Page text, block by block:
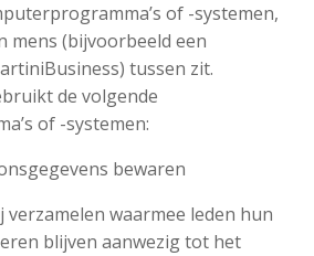
of -systemen,
mens (bijvoorbeeld een
tussen zit.
de volgende
of -systemen:
bewaren
verzamelen waarmee leden hun
blijven aanwezig tot het